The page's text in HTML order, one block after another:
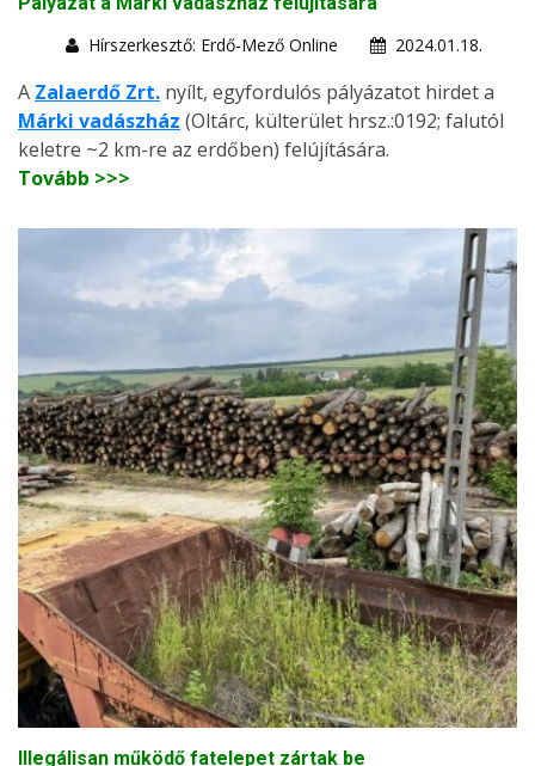
Hírszerkesztő: Erdő-Mező Online
2024.01.18.
A Zalaerdő Zrt. nyílt, egyfordulós pályázatot hirdet a
Márki vadászház (Oltárc, külterület hrsz.:0192; falutól
keletre ~2 km-re az erdőben) felújítására.
Tovább >>>
Illegálisan működő fatelepet zártak be